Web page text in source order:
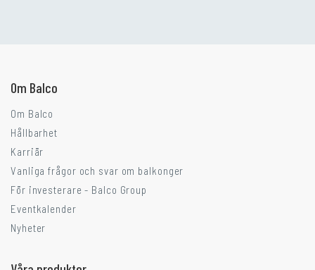
Om Balco
Om Balco
Hållbarhet
Karriär
Vanliga frågor och svar om balkonger
För investerare - Balco Group
Eventkalender
Nyheter